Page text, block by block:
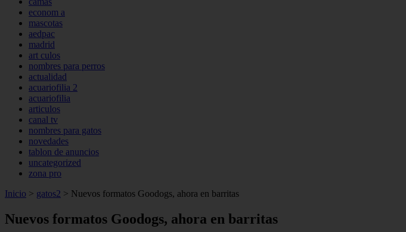
econom a
mascotas
aedpac
madrid
art culos
nombres para perros
actualidad
acuariofilia 2
acuariofilia
articulos
canal tv
nombres para gatos
novedades
tablon de anuncios
uncategorized
zona pro
Inicio > gatos2 > Nuevos formatos Goodogs, ahora en barritas
Nuevos formatos Goodogs, ahora en barritas